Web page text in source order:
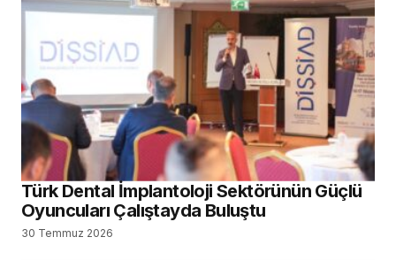
Türk Dental İmplantoloji Sektörünün Güçlü
Oyuncuları Çalıştayda Buluştu
30 Temmuz 2026